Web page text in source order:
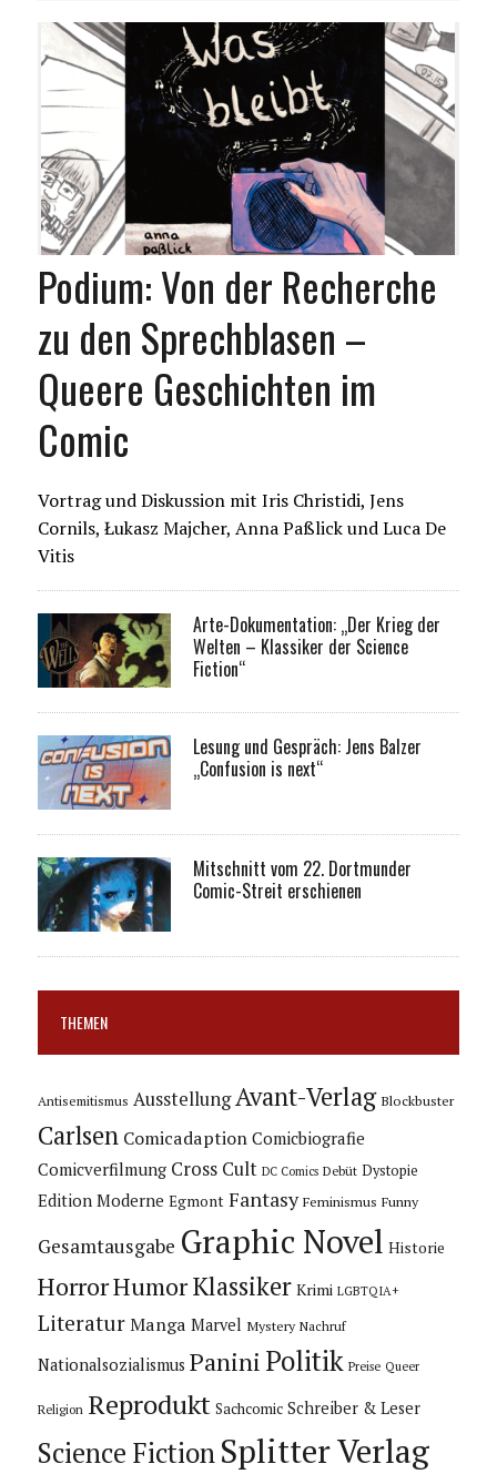
Podium: Von der Recherche
zu den Sprechblasen –
Queere Geschichten im
Comic
Vortrag und Diskussion mit Iris Christidi, Jens
Cornils, Łukasz Majcher, Anna Paßlick und Luca De
Vitis
Arte-Dokumentation: „Der Krieg der
Welten – Klassiker der Science
Fiction“
Lesung und Gespräch: Jens Balzer
„Confusion is next“
Mitschnitt vom 22. Dortmunder
Comic-Streit erschienen
THEMEN
Antisemitismus Ausstellung Avant-Verlag Blockbuster
Carlsen Comicadaption Comicbiografie
Comicverfilmung Cross Cult DC Comics Debüt Dystopie
Edition Moderne Egmont Fantasy Feminismus Funny
Gesamtausgabe Graphic Novel Historie
HorrorHumorKlassiker Krimi LGBTQIA+
Literatur Manga Marvel Mystery Nachruf
Nationalsozialismus Panini Politik Preise Queer
Religion Reprodukt Sachcomic Schreiber & Leser
Science Fiction Splitter Verlag